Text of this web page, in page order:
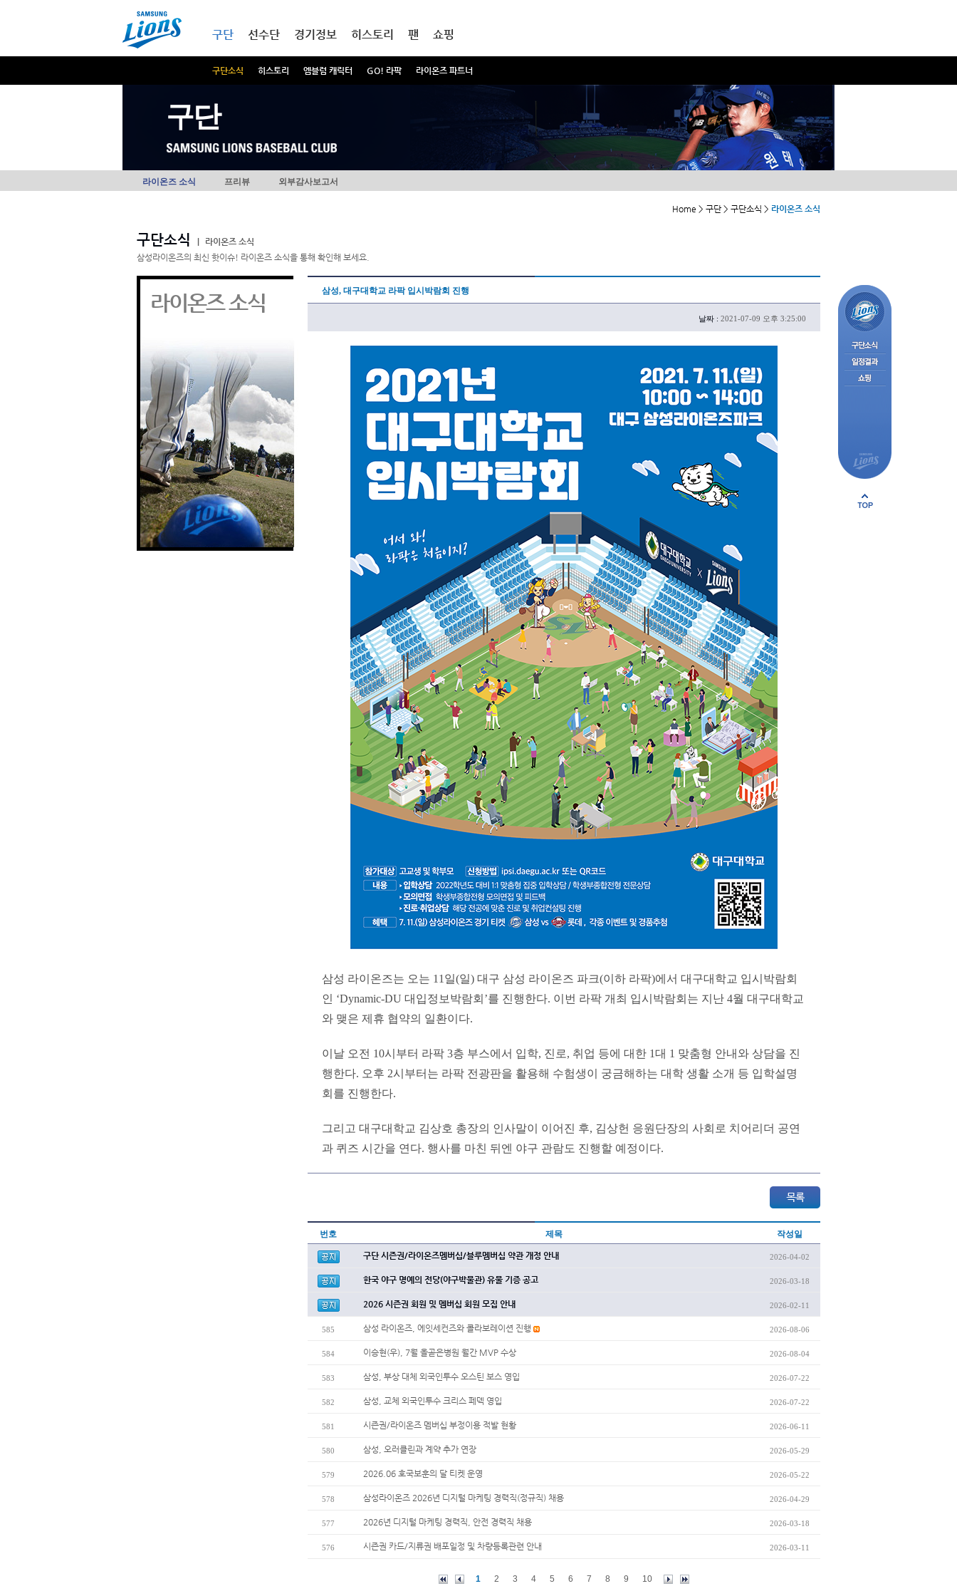
구단
구단소식 히스토리 엠블럼 캐릭터 GO! 라팍 라이온즈 파트너
선수단 경기정보 히스토리 팬 쇼핑
구단
라이온즈 소식 프리뷰 외부감사보고서
Home > 구단 > 구단소식 > 라이온즈 소식
구단소식
라이온즈 소식
삼성라이온즈의 최신 핫이슈! 라이온즈 소식을 통해 확인해 보세요.
라이온즈 소식 삼성, 대구대학교 라팍 입시박람회 진행
날짜 : 2021-07-09 오후 3:25:00
삼성 라이온즈는 오는 11일(일) 대구 삼성 라이온즈 파크(이하 라팍)에서 대구대학교 입시박람회
인 ‘Dynamic-DU 대입정보박람회’를 진행한다. 이번 라팍 개최 입시박람회는 지난 4월 대구대학교
와 맺은 제휴 협약의 일환이다.
이날 오전 10시부터 라팍 3층 부스에서 입학, 진로, 취업 등에 대한 1대 1 맞춤형 안내와 상담을 진
행한다. 오후 2시부터는 라팍 전광판을 활용해 수험생이 궁금해하는 대학 생활 소개 등 입학설명
회를 진행한다.
그리고 대구대학교 김상호 총장의 인사말이 이어진 후, 김상헌 응원단장의 사회로 치어리더 공연
과 퀴즈 시간을 연다. 행사를 마친 뒤엔 야구 관람도 진행할 예정이다.
번호 제목 작성일
구단 시즌권/라이온즈멤버십/블루멤버십 약관 개정 안내 2026-04-02
한국 야구 명예의 전당(야구박물관) 유물 기증 공고 2026-03-18
2026 시즌권 회원 및 멤버십 회원 모집 안내 2026-02-11
585 삼성 라이온즈, 에잇세컨즈와 콜라보레이션 진행 2026-08-06
584 이승현(우), 7월 올곧은병원 월간 MVP 수상 2026-08-04
583 삼성, 부상 대체 외국인투수 오스틴 보스 영입 2026-07-22
582 삼성, 교체 외국인투수 크리스 페덱 영입 2026-07-22
581 시즌권/라이온즈 멤버십 부정이용 적발 현황 2026-06-11
580 삼성, 오러클린과 계약 추가 연장 2026-05-29
579 2026.06 호국보훈의 달 티켓 운영 2026-05-22
578 삼성라이온즈 2026년 디지털 마케팅 경력직(정규직) 채용 2026-04-29
577 2026년 디지털 마케팅 경력직, 안전 경력직 채용 2026-03-18
576 시즌권 카드/지류권 배포일정 및 차량등록관련 안내 2026-03-11
1 2 3 4 5 6 7 8 9 10